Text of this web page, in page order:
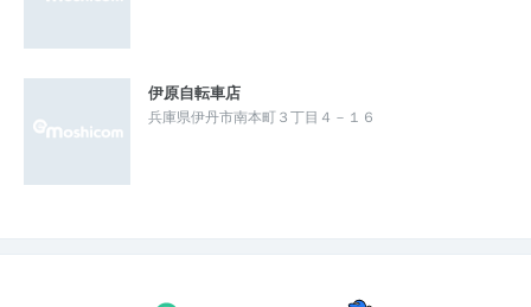
伊原自転車店
兵庫県伊丹市南本町３丁目４－１６